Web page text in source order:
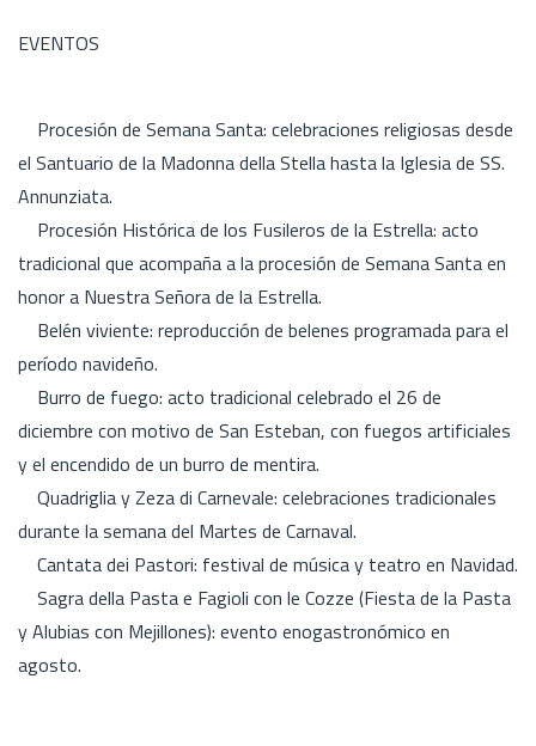
EVENTOS
Procesión de Semana Santa: celebraciones religiosas desde
el Santuario de la Madonna della Stella hasta la Iglesia de SS.
Annunziata.
Procesión Histórica de los Fusileros de la Estrella: acto
tradicional que acompaña a la procesión de Semana Santa en
honor a Nuestra Señora de la Estrella.
Belén viviente: reproducción de belenes programada para el
período navideño.
Burro de fuego: acto tradicional celebrado el 26 de
diciembre con motivo de San Esteban, con fuegos artificiales
y el encendido de un burro de mentira.
Quadriglia y Zeza di Carnevale: celebraciones tradicionales
durante la semana del Martes de Carnaval.
Cantata dei Pastori: festival de música y teatro en Navidad.
Sagra della Pasta e Fagioli con le Cozze (Fiesta de la Pasta
y Alubias con Mejillones): evento enogastronómico en
agosto.